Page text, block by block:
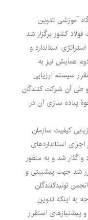
آموزشی تدوین
فولاد کشور برگزار شد
استاندارد و
همایش نیز به
سیستم ارزیابی
آن شرکت کنندگان
پیاده سازی آن در
کیفیت سازمان
استانداردهای
واگذار شد و به منظور
شد جهت پیشبینی و
تولیدکنندگان
به اینکه تدوین
استقرار